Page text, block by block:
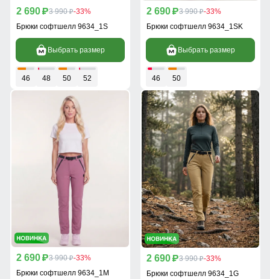
2 690 p3 990 p-33%
Брюки софтшелл 9634_1S
Выбрать размер
46 48 50 52
2 690 p3 990 p-33%
Брюки софтшелл 9634_1SK
Выбрать размер
46 50
2 690 p3 990 p-33%
Брюки софтшелл 9634_1M
2 690 p3 990 p-33%
Брюки софтшелл 9634_1G